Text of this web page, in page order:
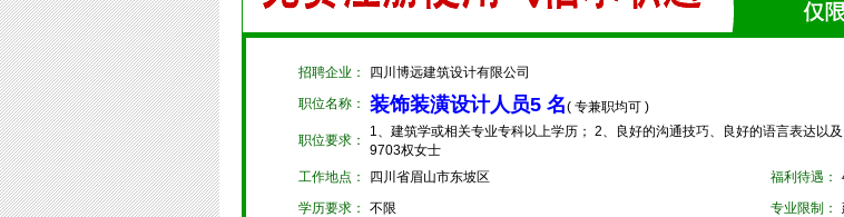
招聘企业：
四川博远建筑设计有限公司
职位名称：
装饰装潢设计人员5 名( 专兼职均可 )
职位要求：
1、建筑学或相关专业专科以上学历； 2、良好的沟通技巧、良好的语言表达以
9703权女士
工作地点：
四川省眉山市东坡区 福利待遇：
学历要求：
不限 专业限制：